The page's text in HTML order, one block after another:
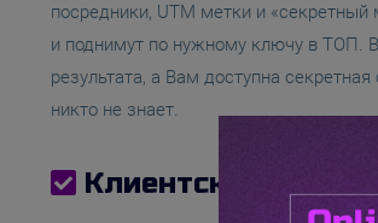
посредники, UTM метки и
и поднимут по нужному ключу в ТОП.
результата, а Вам доступна
никто не знает.
Клиентская база, и